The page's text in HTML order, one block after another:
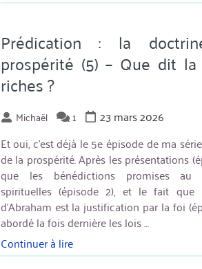
Prédication : la
prospérité (5) – Que dit
riches ?
Michaël 1
23 mars 2026
Et oui, c’est déjà le 5e épisode de ma
de la prospérité. Après les présentations
que les bénédictions promises au
spirituelles (épisode 2), et le fait que
d’Abraham est la justification par la foi
abordé la fois dernière les lois …
Continuer à lire« Prédication
: